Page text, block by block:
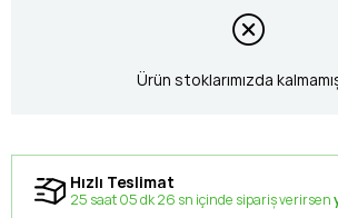
Ürün stoklarımızda
Hızlı Teslimat
25 saat 05 dk 26 sn içinde sipariş verirsen